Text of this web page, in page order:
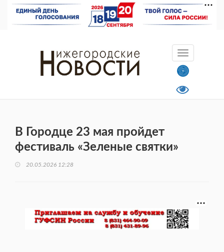
В Городце 23 мая пройдет
фестиваль «Зеленые святки»
20.05.2026 12:28